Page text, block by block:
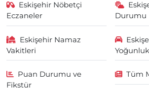
Eskişehir Nöbetçi
Eczaneler
Durumu
Eskişehir Namaz
Vakitleri
Puan Durumu ve
Fikstür
Tüm